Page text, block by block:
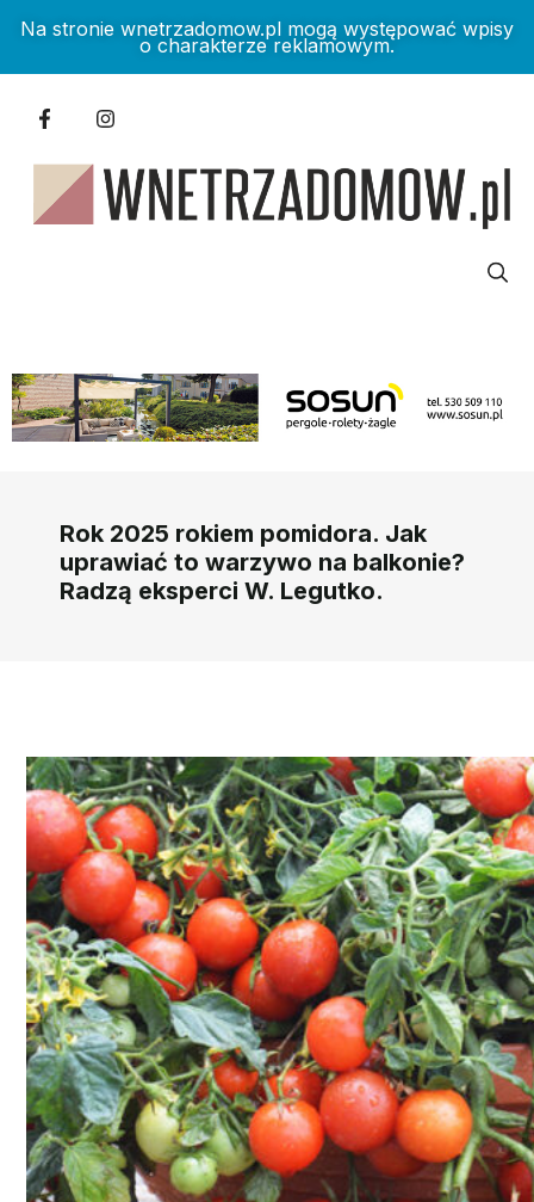
Na stronie wnetrzadomow.pl mogą występować wpisy
o charakterze reklamowym.
Rok 2025 rokiem pomidora. Jak
uprawiać to warzywo na balkonie?
Radzą eksperci W. Legutko.